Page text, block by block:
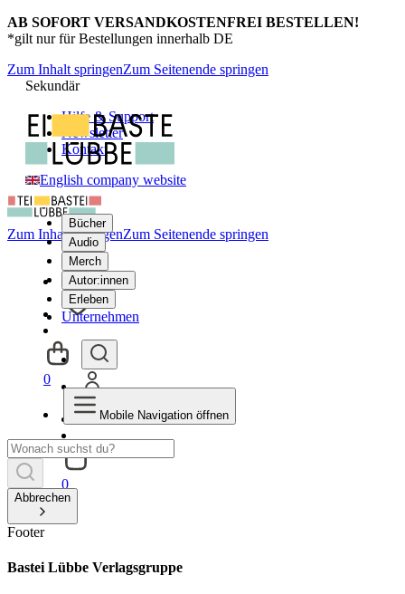
AB SOFORT VERSANDKOSTENFREI BESTELLEN!
*gilt nur für Bestellungen innerhalb DE
Zum Inhalt springenZum Seitenende springen
Sekundär
Hilfe & Support
Newsletter
Kontakt
English company website
Bücher
Audio
Merch
Autor:innen
Erleben
Unternehmen
0
Zum Inhalt springenZum Seitenende springen
0
Mobile Navigation öffnen
Abbrechen
Footer
Bastei Lübbe Verlagsgruppe